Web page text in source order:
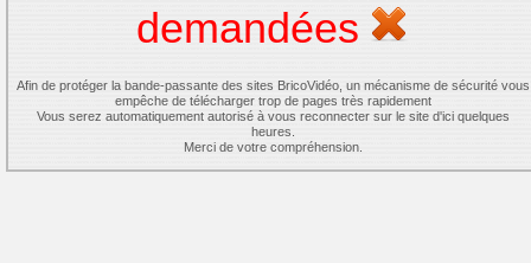
demandées
Afin de protéger la bande-passante des sites BricoVidéo, un mécanisme de sécurité vous
empêche de télécharger trop de pages très rapidement
Vous serez automatiquement autorisé à vous reconnecter sur le site d'ici quelques
heures.
Merci de votre compréhension.